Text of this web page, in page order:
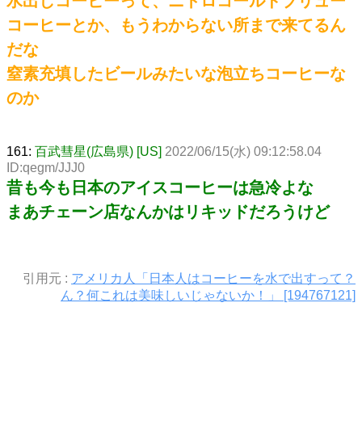
コーヒーとか、もうわからない所まで来てるん
だな
窒素充填したビールみたいな泡立ちコーヒーな
のか
161: 百武彗星(広島県) [US] 2022/06/15(水) 09:12:58.04
ID:qegm/JJJ0
昔も今も日本のアイスコーヒーは急冷よな
まあチェーン店なんかはリキッドだろうけど
引用元 : アメリカ人「日本人はコーヒーを水で出すって？
ん？何これは美味しいじゃないか！」 [194767121]